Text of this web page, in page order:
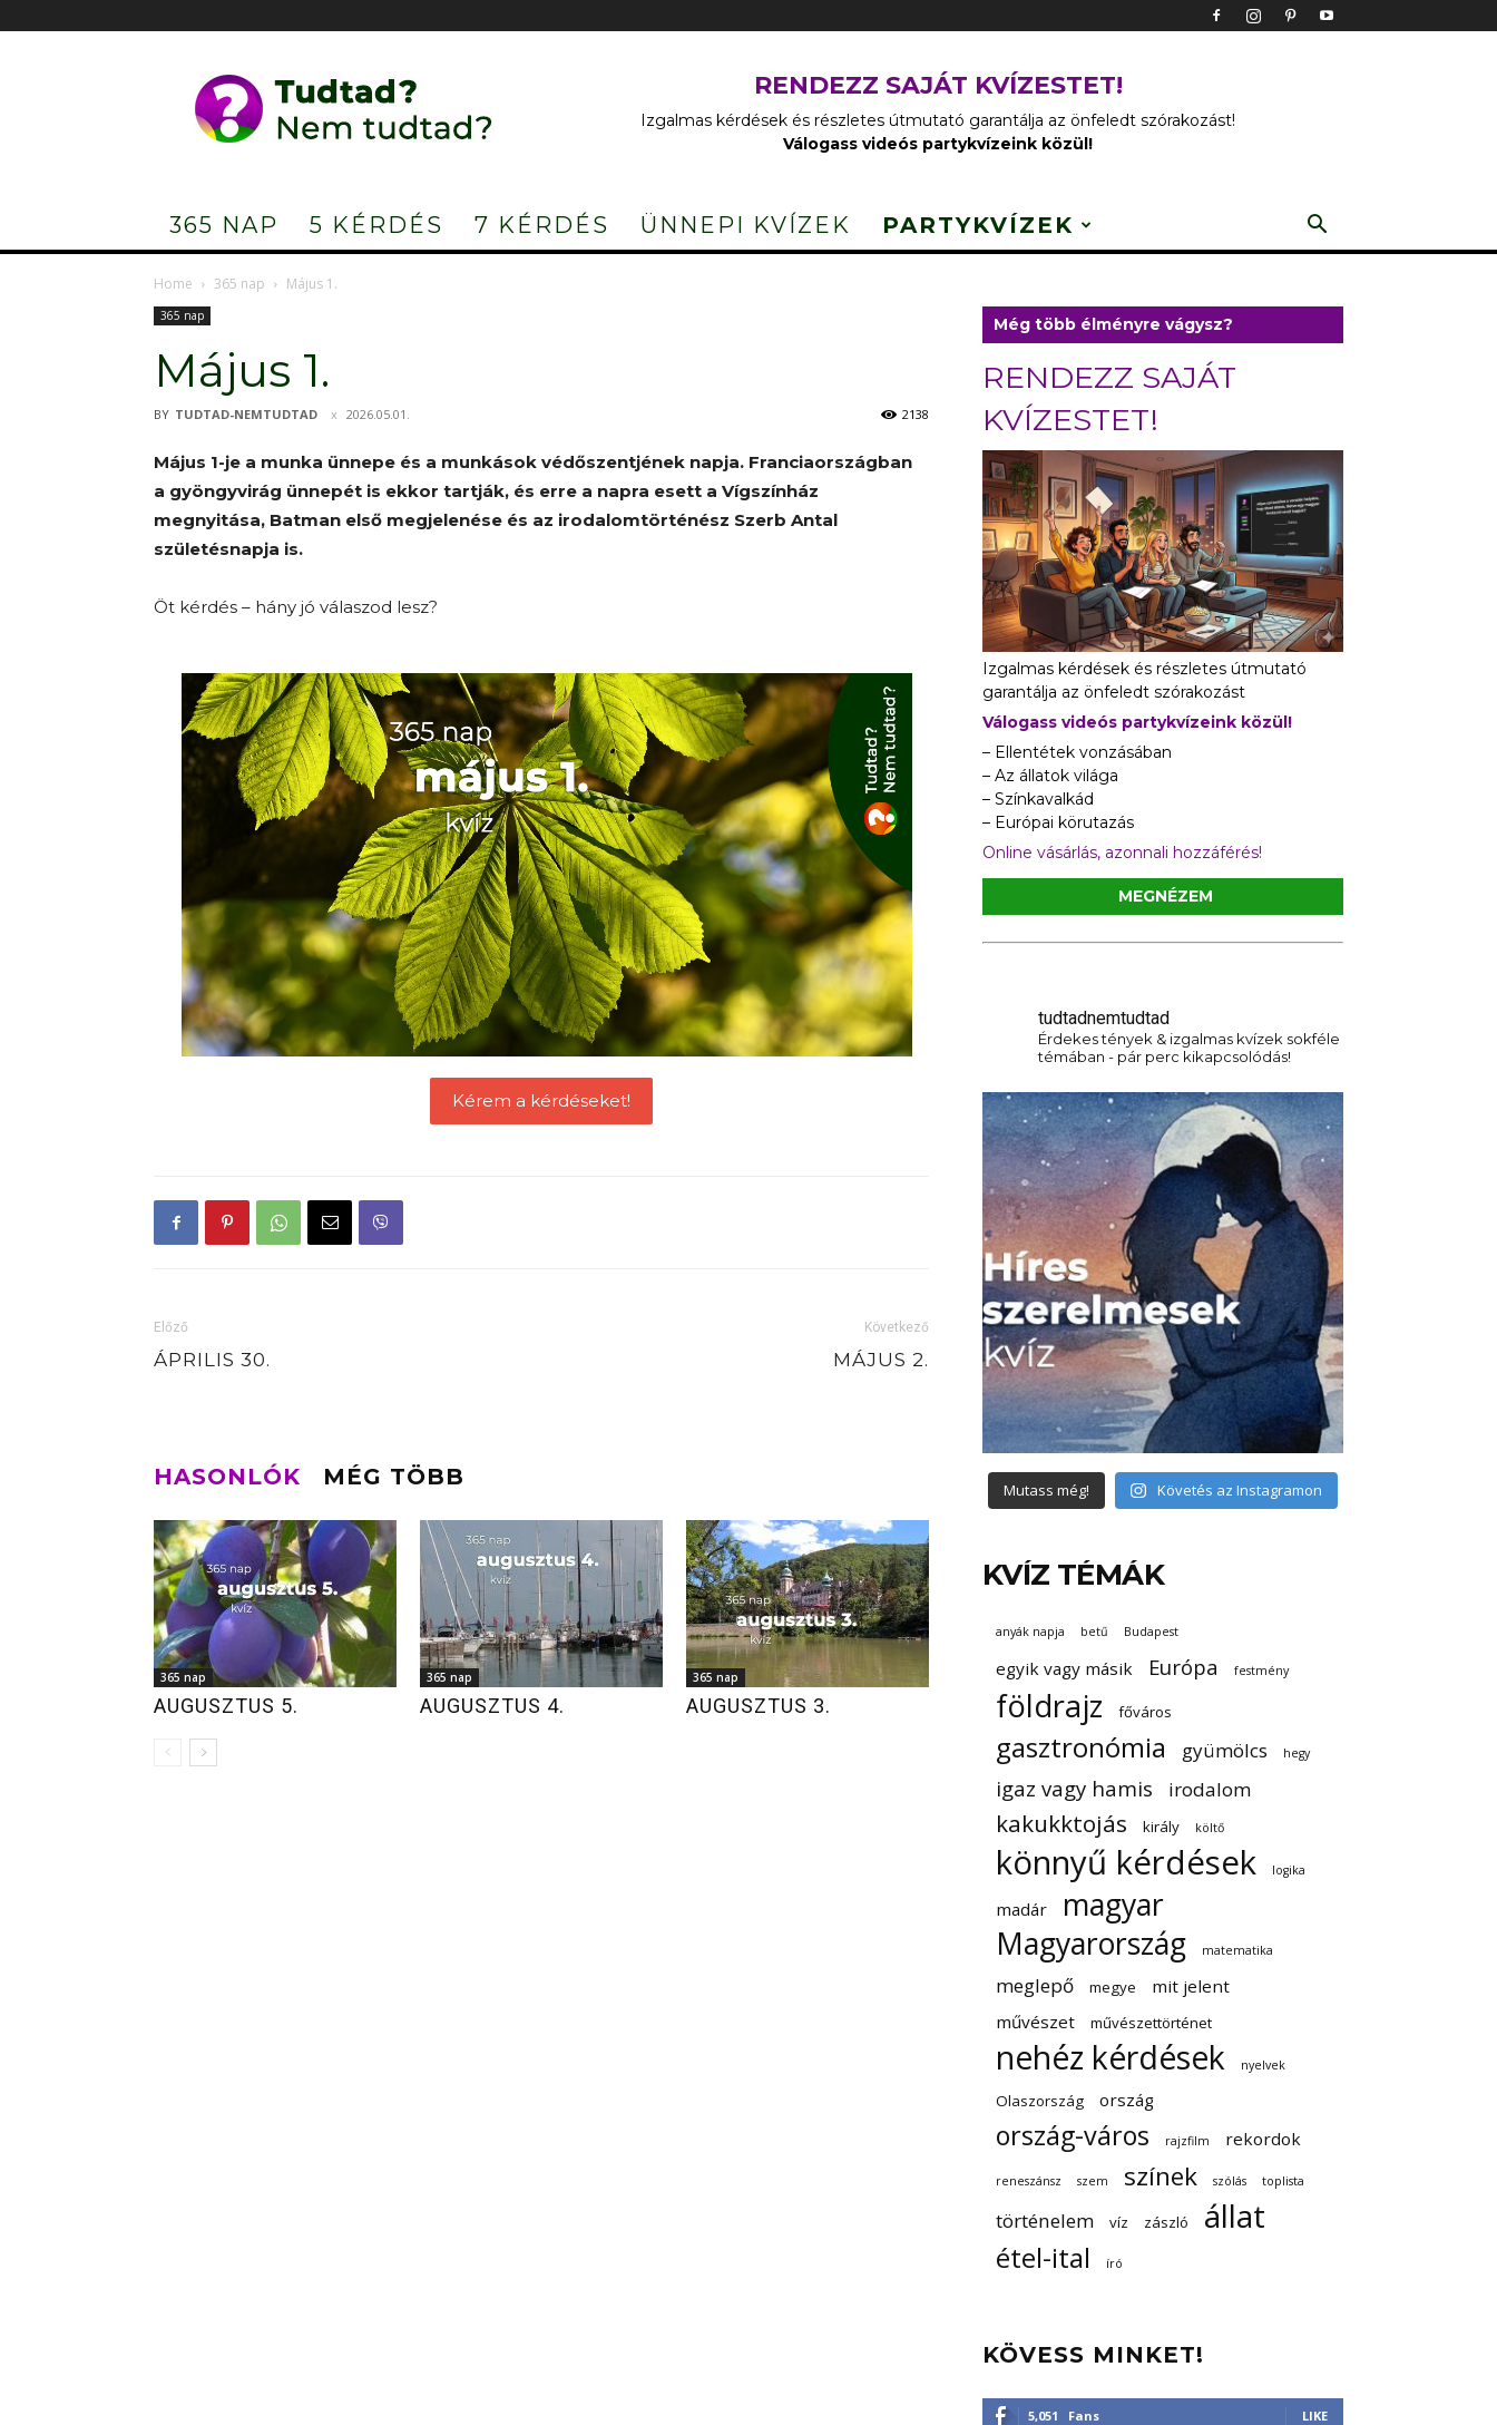
Nem
tudtad?
RENDEZZ SAJÁT KVÍZESTET!
Izgalmas kérdések és részletes útmutató garantálja az önfeledt szórakozást!
Válogass videós partykvízeink közül!
365 NAP 5 KÉRDÉS 7 KÉRDÉS ÜNNEPI KVÍZEK PARTYKVÍZEK
Home 365 nap Május 1.
365 nap
Május 1.
BY TUDTAD-NEMTUDTAD 2026.05.01. 2138
Május 1-je a munka ünnepe és a munkások védőszentjének napja. Franciaországban
a gyöngyvirág ünnepét is ekkor tartják, és erre a napra esett a Vígszínház
megnyitása, Batman első megjelenése és az irodalomtörténész Szerb Antal
születésnapja is.
Öt kérdés – hány jó válaszod lesz?
Kérem a kérdéseket!
Előző
ÁPRILIS 30.
Következő
MÁJUS 2.
HASONLÓK MÉG TÖBB
365 nap
AUGUSZTUS 5.
365 nap
AUGUSZTUS 4.
365 nap
AUGUSZTUS 3.
Még több élményre vágysz?
RENDEZZ SAJÁT
KVÍZESTET!
Izgalmas kérdések és részletes útmutató
garantálja az önfeledt szórakozást
Válogass videós partykvízeink közül!
– Ellentétek vonzásában
– Az állatok világa
– Színkavalkád
– Európai körutazás
Online vásárlás, azonnali hozzáférés!
MEGNÉZEM
tudtadnemtudtad
Érdekes tények & izgalmas kvízek sokféle
témában - pár perc kikapcsolódás!
Mutass még! Követés az Instagramon
KVÍZ TÉMÁK
anyák napja betű Budapest
egyik vagy másik Európa festmény
földrajz főváros
gasztronómia gyümölcs hegy
igaz vagy hamis irodalom
kakukktojás király költő
könnyű kérdések logika
madár
magyar
Magyarország
matematika
meglepő megye
mit jelent
művészet
művészettörténet
nehéz kérdések nyelvek
Olaszország ország
ország-város rajzfilm rekordok
reneszánsz szem színek szólás toplista
történelem víz zászló állat
étel-ital író
KÖVESS MINKET!
5,051 Fans LIKE